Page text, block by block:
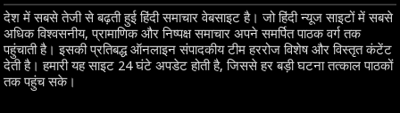
देश में सबसे तेजी से बढ़ती हुई हिंदी समाचार वेबसाइट है। जो हिंदी न्यूज साइटों में सबसे
अधिक विश्वसनीय, प्रामाणिक और निष्पक्ष समाचार अपने समर्पित पाठक वर्ग तक
पहुंचाती है। इसकी प्रतिबद्ध ऑनलाइन संपादकीय टीम हररोज विशेष और विस्तृत कंटेंट
देती है। हमारी यह साइट 24 घंटे अपडेट होती है, जिससे हर बड़ी घटना तत्काल पाठकों
तक पहुंच सके।